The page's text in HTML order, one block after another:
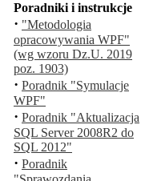
Poradniki i instrukcje
· "Metodologia
opracowywania WPF"
(wg wzoru Dz.U. 2019
poz. 1903)
· Poradnik "Symulacje
WPF"
· Poradnik "Aktualizacja
SQL Server 2008R2 do
SQL 2012"
· Poradnik